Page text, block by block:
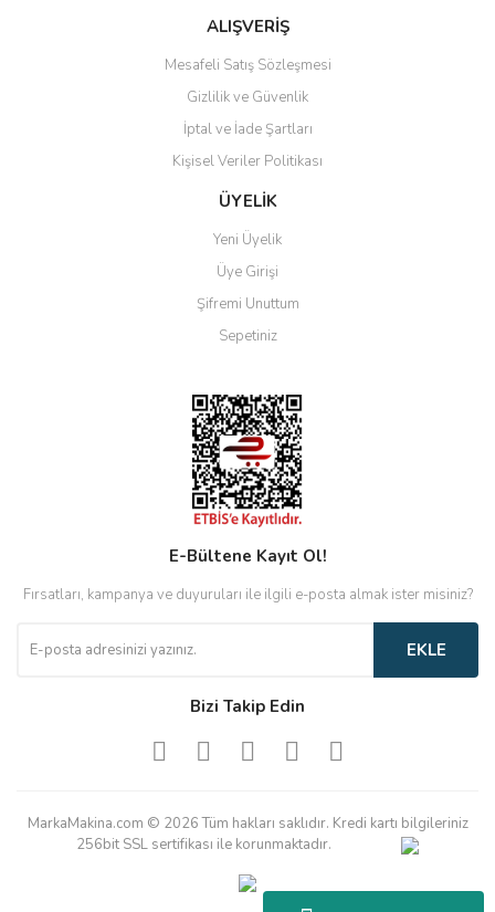
Bu ürüne benzer farklı alternatifler olmalı.
Gönder
ALIŞVERİŞ
Mesafeli Satış Sözleşmesi
Gizlilik ve Güvenlik
İptal ve İade Şartları
Kişisel Veriler Politikası
ÜYELİK
Yeni Üyelik
Üye Girişi
Şifremi Unuttum
Sepetiniz
E-Bültene Kayıt Ol!
Fırsatları, kampanya ve duyuruları ile ilgili e-posta almak ister misiniz?
EKLE
Bizi Takip Edin
MarkaMakina.com © 2026 Tüm hakları saklıdır. Kredi kartı bilgileriniz
256bit SSL sertifikası ile korunmaktadır.